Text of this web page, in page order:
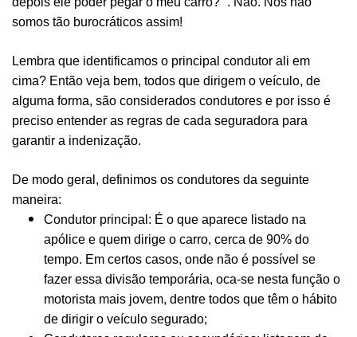
somos tão burocráticos assim!
Lembra que identificamos o principal condutor ali em
cima? Então veja bem, todos que dirigem o veículo, de
alguma forma, são considerados condutores e por isso é
preciso entender as regras de cada seguradora para
garantir a indenização.
De modo geral, definimos os condutores da seguinte
maneira:
Condutor principal: É o que aparece listado na
apólice e quem dirige o carro, cerca de 90% do
tempo. Em certos casos, onde não é possível se
fazer essa divisão temporária, oca-se nesta função o
motorista mais jovem, dentre todos que têm o hábito
de dirigir o veículo segurado;